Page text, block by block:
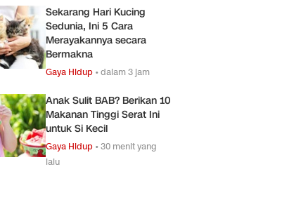
Sekarang Hari Kucing
Sedunia, Ini 5 Cara
Merayakannya secara
Bermakna
Gaya Hidup •dalam 3 jam
Anak Sulit BAB? Berikan 10
Makanan Tinggi Serat Ini
untuk Si Kecil
Gaya Hidup •30 menit yang
lalu